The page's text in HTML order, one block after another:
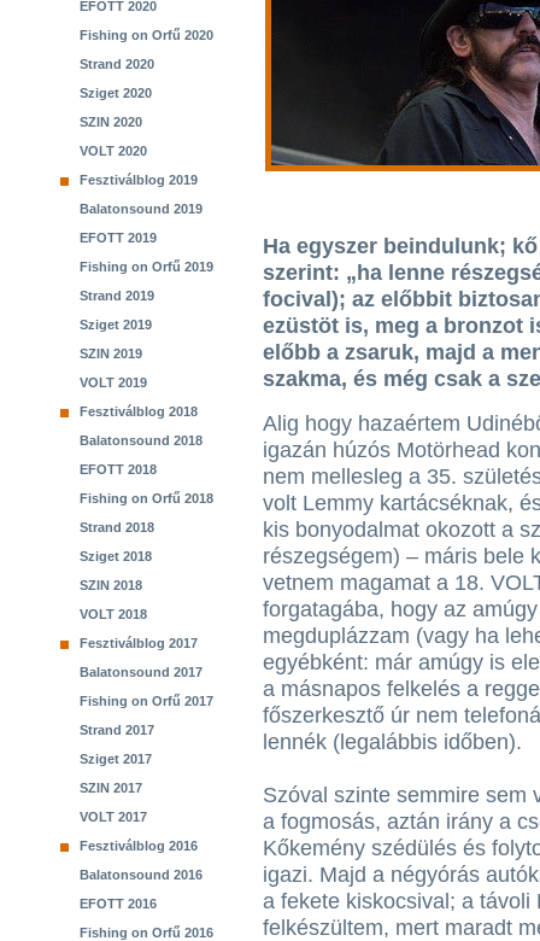
EFOTT 2020
Fishing on Orfű 2020
Strand 2020
Sziget 2020
SZIN 2020
VOLT 2020
Fesztiválblog 2019
Balatonsound 2019
EFOTT 2019
Fishing on Orfű 2019
Strand 2019
Sziget 2019
SZIN 2019
VOLT 2019
Fesztiválblog 2018
Balatonsound 2018
EFOTT 2018
Fishing on Orfű 2018
Strand 2018
Sziget 2018
SZIN 2018
VOLT 2018
Fesztiválblog 2017
Balatonsound 2017
Fishing on Orfű 2017
Strand 2017
Sziget 2017
SZIN 2017
VOLT 2017
Fesztiválblog 2016
Balatonsound 2016
EFOTT 2016
Fishing on Orfű 2016
Ha egyszer beindulunk;
szerint: „ha lenne
focival); az előbbit
ezüstöt is, meg a bronzot
előbb a zsaruk, majd a
szakma, és még csak a
Alig hogy hazaértem
igazán húzós Motörhead
nem mellesleg a 35.
volt Lemmy kartácséknak,
kis bonyodalmat okozott a
részegségem) – máris bele
vetnem magamat a 18.
forgatagába, hogy az
megduplázzam (vagy ha
egyébként: már amúgy is
a másnapos felkelés a
főszerkesztő úr nem
lennék (legalábbis időben).
Szóval szinte semmire sem
a fogmosás, aztán irány a
Kőkemény szédülés és
igazi. Majd a négyórás
a fekete kiskocsival; a
felkészültem, mert maradt